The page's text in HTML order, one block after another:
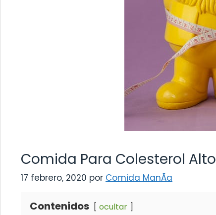
Comida Para Colesterol Alto
17 febrero, 2020 por Comida ManÃ­a
Contenidos ocultar